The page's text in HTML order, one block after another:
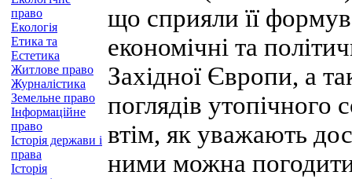
право
Екологія
Етика та
Естетика
Житлове право
Журналістика
Земельне право
Інформаційне
право
Історія держави і
права
Історія
що сприяли її
економічні та
Західної Європи, а
поглядів утопічного
втім, як уважають
ними можна